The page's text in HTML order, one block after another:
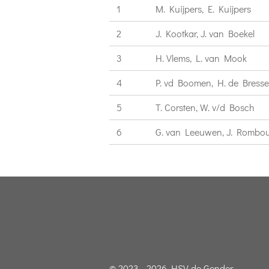
1 M. Kuijpers, E. Kuijpers
2
J. Kootkar, J. van Boekel
3
H. Vlems, L. van Mook
4
P. vd Boomen, H. de
5
T. Corsten, W. v/d Bosch
6
G. van Leeuwen, J.